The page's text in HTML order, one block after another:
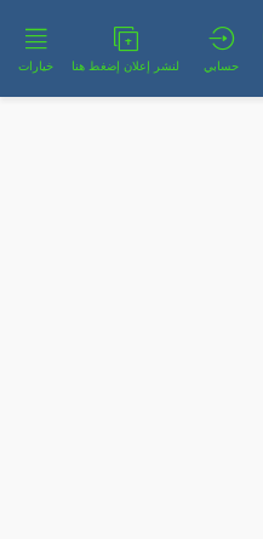
حسابي لنشر إعلان إضغط هنا خيارات